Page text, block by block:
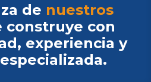
de nuestros
construye con
experiencia y